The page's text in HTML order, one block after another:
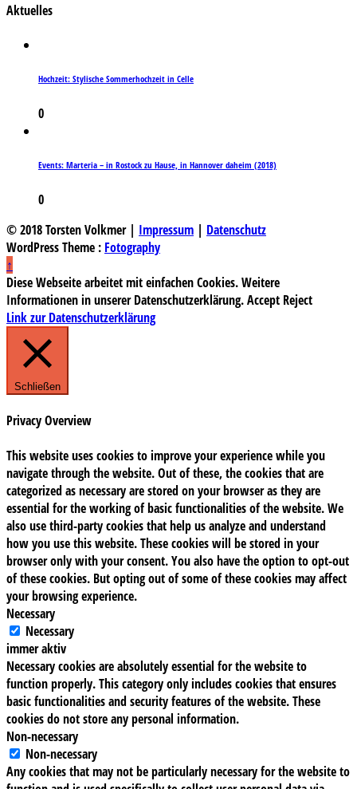
Aktuelles
Hochzeit: Stylische Sommerhochzeit in Celle
0
Events: Marteria – in Rostock zu Hause, in Hannover daheim (2018)
0
© 2018 Torsten Volkmer | Impressum | Datenschutz
WordPress Theme : Fotography
↑
Diese Webseite arbeitet mit einfachen Cookies. Weitere
Informationen in unserer Datenschutzerklärung.Accept Reject
Link zur Datenschutzerklärung
Schließen
Privacy Overview
This website uses cookies to improve your experience while you
navigate through the website. Out of these, the cookies that are
categorized as necessary are stored on your browser as they are
essential for the working of basic functionalities of the website. We
also use third-party cookies that help us analyze and understand
how you use this website. These cookies will be stored in your
browser only with your consent. You also have the option to opt-out
of these cookies. But opting out of some of these cookies may affect
your browsing experience.
Necessary
Necessary
immer aktiv
Necessary cookies are absolutely essential for the website to
function properly. This category only includes cookies that ensures
basic functionalities and security features of the website. These
cookies do not store any personal information.
Non-necessary
Non-necessary
Any cookies that may not be particularly necessary for the website to